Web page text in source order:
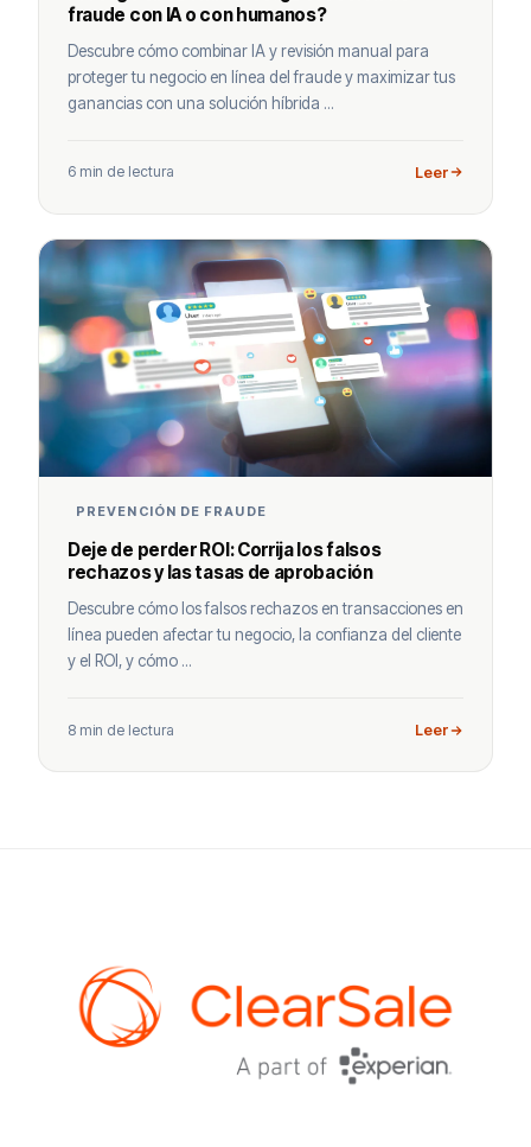
fraude con IA o con humanos?
Descubre cómo combinar IA y revisión manual para
proteger tu negocio en línea del fraude y maximizar tus
ganancias con una solución híbrida ...
6 min de lectura Leer
PREVENCIÓN DE FRAUDE
Deje de perder ROI: Corrija los falsos
rechazos y las tasas de aprobación
Descubre cómo los falsos rechazos en transacciones en
línea pueden afectar tu negocio, la confianza del cliente
y el ROI, y cómo ...
8 min de lectura Leer